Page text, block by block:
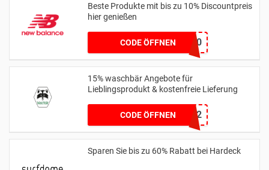
Beste Produkte mit bis zu 10% Discountpreis
hier genießen
CODE ÖFFNENHONEYNB10
15% waschbär Angebote für
Lieblingsprodukt & kostenfreie Lieferung
CODE ÖFFNEN35H952
Sparen Sie bis zu 60% Rabatt bei Hardeck